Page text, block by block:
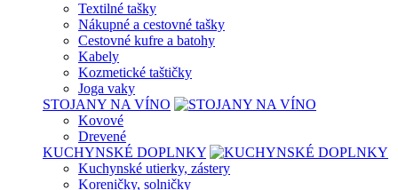
Textilné tašky
Nákupné a cestovné tašky
Cestovné kufre a batohy
Kabely
Kozmetické taštičky
Joga vaky
STOJANY NA VÍNO
Kovové
Drevené
KUCHYNSKÉ DOPLNKY
Kuchynské utierky, zástery
Koreničky, solničky